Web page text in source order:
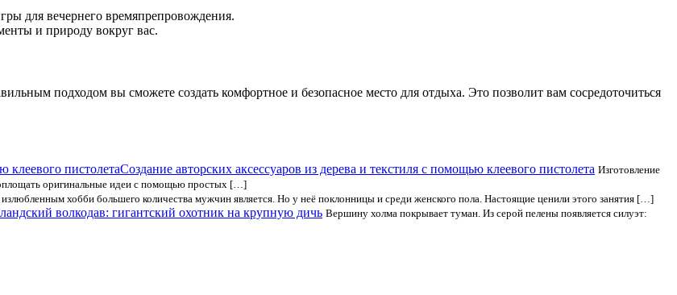
для вечернего времяпрепровождения.
и природу вокруг вас.
подходом вы сможете создать комфортное и безопасное место для отдыха. Это позволит вам сосредоточиться
Создание авторских аксессуаров из дерева и текстиля с помощью клеевого пистолета Изготовление
оригинальные идеи с помощью простых […]
хобби большего количества мужчин является. Но у неё поклонницы и среди женского пола. Настоящие ценили этого занятия […]
волкодав: гигантский охотник на крупную дичь Вершину холма покрывает туман. Из серой пелены появляется силуэт: